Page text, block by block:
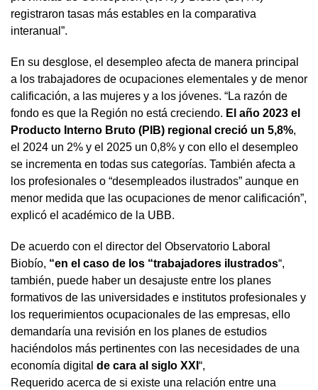
registraron tasas más estables en la comparativa
interanual”.
En su desglose, el desempleo afecta de manera principal
a los trabajadores de ocupaciones elementales y de menor
calificación, a las mujeres y a los jóvenes. “La razón de
fondo es que la Región no está creciendo. El año 2023 el
Producto Interno Bruto (PIB) regional creció un 5,8%,
el 2024 un 2% y el 2025 un 0,8% y con ello el desempleo
se incrementa en todas sus categorías. También afecta a
los profesionales o “desempleados ilustrados” aunque en
menor medida que las ocupaciones de menor calificación”,
explicó el académico de la UBB.
De acuerdo con el director del Observatorio Laboral
Biobío, “en el caso de los “trabajadores ilustrados“,
también, puede haber un desajuste entre los planes
formativos de las universidades e institutos profesionales y
los requerimientos ocupacionales de las empresas, ello
demandaría una revisión en los planes de estudios
haciéndolos más pertinentes con las necesidades de una
economía digital de cara al siglo XXI “,
Requerido acerca de si existe una relación entre una